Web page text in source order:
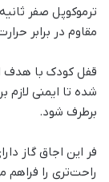
ترموکوپل صفر
مقاوم در برابر
قفل کودک با هدف
شده تا ایمنی لازم
برطرف شود.
فر این اجاق گاز
راحت‌تری را فراهم